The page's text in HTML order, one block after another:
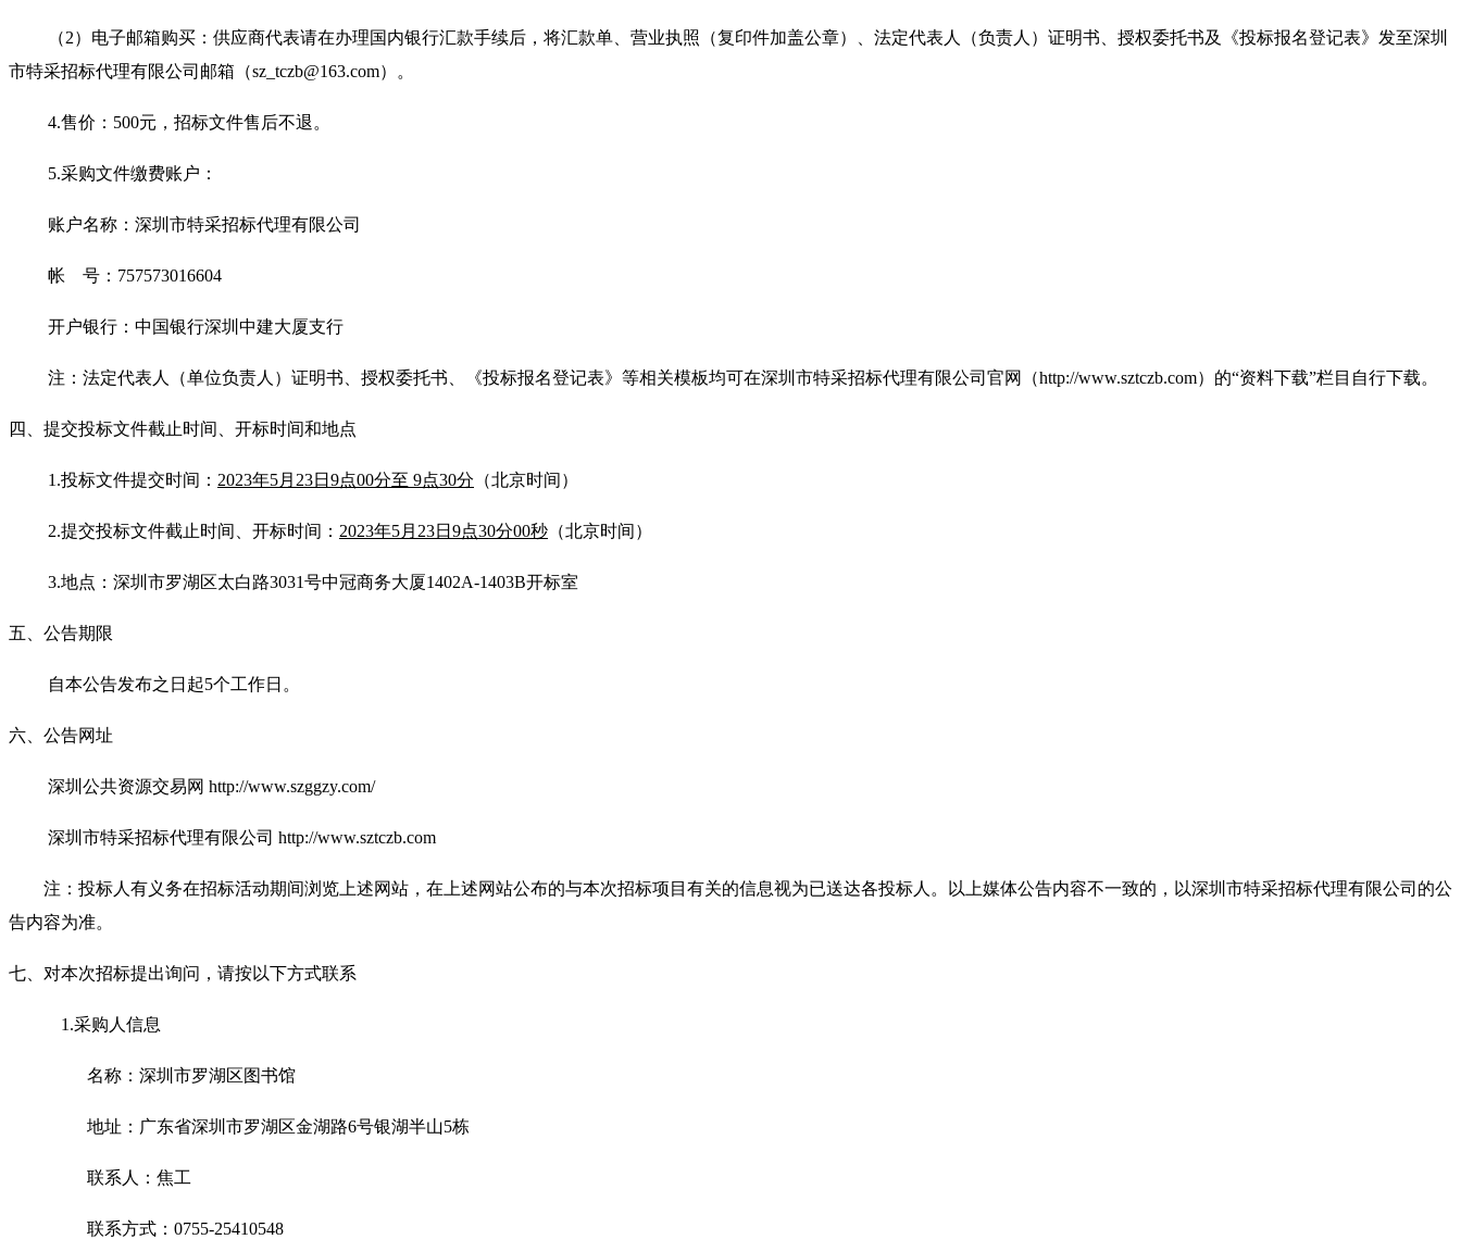
（2）电子邮箱购买：供应商代表请在办理国内银行汇款手续后，将汇款单、营业执照（复印件加盖公章）、法定代表人（负责人）证明书、授权委托书及《投标报名登记表》发至深圳
市特采招标代理有限公司邮箱（sz_tczb@163.com）。
4.售价：500元，招标文件售后不退。
5.采购文件缴费账户：
账户名称：深圳市特采招标代理有限公司
帐 号：757573016604
开户银行：中国银行深圳中建大厦支行
注：法定代表人（单位负责人）证明书、授权委托书、《投标报名登记表》等相关模板均可在深圳市特采招标代理有限公司官网（http://www.sztczb.com）的“资料下载”栏目自行下载。
四、提交投标文件截止时间、开标时间和地点
1.投标文件提交时间： 2023年5月23日9点00分至 9点30分 （北京时间）
2.提交投标文件截止时间 、开标时间： 2023年5月23日9点30分00秒 （北京时间）
3.地点：深圳市罗湖区太白路3031号中冠商务大厦1402A-1403B开标室
五、公告期限
自本公告发布之日起5个工作日。
六、公告网址
深圳公共资源交易网 http://www.szggzy.com/
深圳市特采招标代理有限公司 http://www.sztczb.com
注：投标人有义务在招标活动期间浏览上述网站，在上述网站公布的与本次招标项目有关的信息视为已送达各投标人。以上媒体公告内容不一致的，以深圳市特采招标代理有限公司的公
告内容为准。
七、对本次招标提出询问，请按以下方式联系
1.采购人信息
名称：深圳市罗湖区图书馆
地址：广东省深圳市罗湖区金湖路6号银湖半山5栋
联系人：焦工
联系方式：0755-25410548